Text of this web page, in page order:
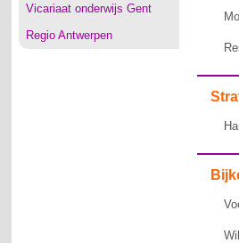
Vicariaat onderwijs Gent
Regio Antwerpen